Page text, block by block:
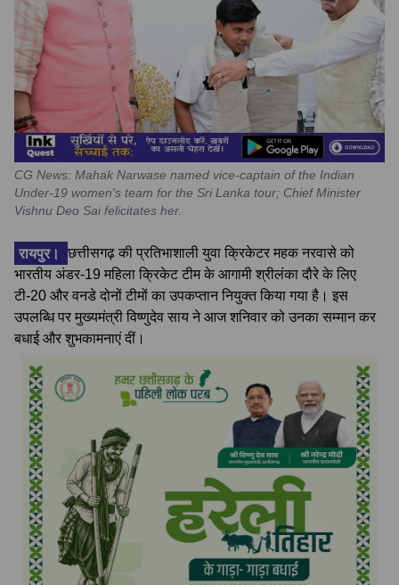
CG News: Mahak Narwase named vice-captain of the Indian
Under-19 women's team for the Sri Lanka tour; Chief Minister
Vishnu Deo Sai felicitates her.
रायपुर।
छत्तीसगढ़ की प्रतिभाशाली युवा क्रिकेटर महक नरवासे को
भारतीय अंडर-19 महिला क्रिकेट टीम के आगामी श्रीलंका दौरे के लिए
टी-20 और वनडे दोनों टीमों का उपकप्तान नियुक्त किया गया है। इस
उपलब्धि पर मुख्यमंत्री विष्णुदेव साय ने आज शनिवार को उनका सम्मान कर
बधाई और शुभकामनाएं दीं।